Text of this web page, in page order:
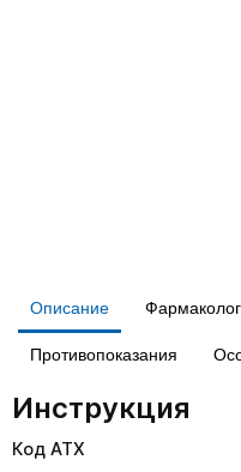
Описание
Противопоказания
Инструкция
Код АТХ